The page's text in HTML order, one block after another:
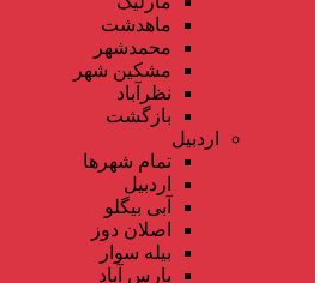
ماهدشت
محمدشهر
مشکین شهر
نظرآباد
بازگشت
اردبیل
تمام شهر‌ها
اردبیل
آبی بیگلو
اصلان دوز
بیله سوار
پارس آباد